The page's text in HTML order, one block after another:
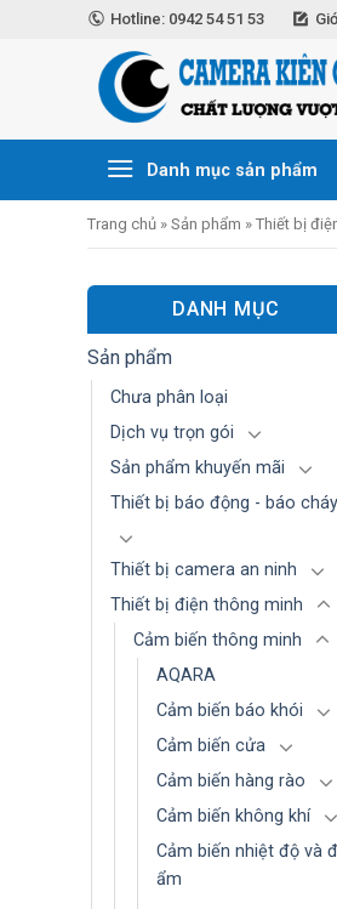
Hotline: 0942 54 51 53
Danh mục sản phẩm
Trang chủ » Sản phẩm » Thiết bị
DANH MỤC
Sản phẩm
Chưa phân loại
Dịch vụ trọn gói
Sản phẩm khuyến mãi
Thiết bị báo động - báo cháy
Thiết bị camera an ninh
Thiết bị điện thông minh
Cảm biến thông minh
AQARA
Cảm biến báo khói
Cảm biến cửa
Cảm biến hàng rào
Cảm biến không khí
Cảm biến nhiệt độ và
ẩm